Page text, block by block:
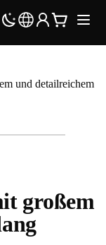
und detailreichem
großem